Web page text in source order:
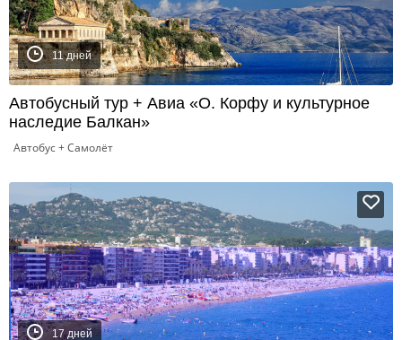
11 дней
Автобусный тур + Авиа «О. Корфу и культурное
наследие Балкан»
Автобус + Самолёт
17 дней